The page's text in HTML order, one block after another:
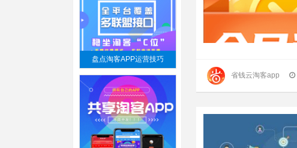
盘点淘客APP运营技巧
省钱云淘客app